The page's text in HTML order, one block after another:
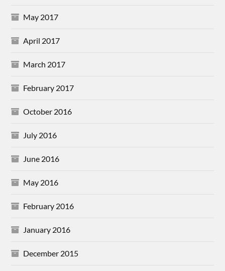
May 2017
April 2017
March 2017
February 2017
October 2016
July 2016
June 2016
May 2016
February 2016
January 2016
December 2015